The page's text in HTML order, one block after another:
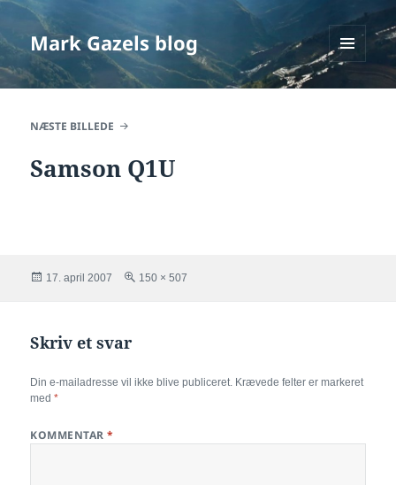
Mark Gazels blog
MENU
NÆSTE BILLEDE
Samson Q1U
Udgivet
17. april 2007
Fuld
150 × 507
Skriv et svar
Din e-mailadresse vil ikke blive publiceret. Krævede felter er markeret
med*
KOMMENTAR*